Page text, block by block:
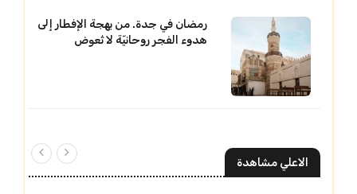
رمضان في جدة. من بهجة الإفطار إلى
هدوء الفجر روحانيّة لا تُعوض
الاعلي مشاهدة